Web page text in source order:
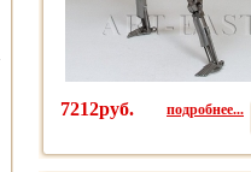
7212руб. подробнее...